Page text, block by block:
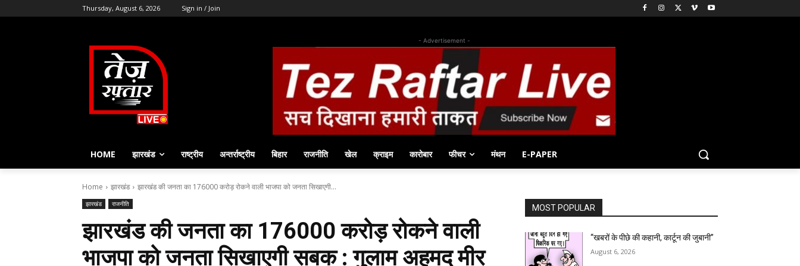
Thursday, August 6, 2026 Sign in / Join
- Advertisement -
HOME झारखंड राष्ट्रीय अन्तर्राष्ट्रीय बिहार राजनीति खेल क्राइम कारोबार फीचर मंथन E-PAPER
Home झारखंड झारखंड की जनता का 176000 करोड़ रोकने वाली भाजपा को जनता सिखाएगी...
झारखंड राजनीति
झारखंड की जनता का 176000 करोड़ रोकने वाली
भाजपा को जनता सिखाएगी सबक : गुलाम अहमद मीर
MOST POPULAR
“खबरों के पीछे की कहानी, कार्टून की जुबानी”
August 6, 2026